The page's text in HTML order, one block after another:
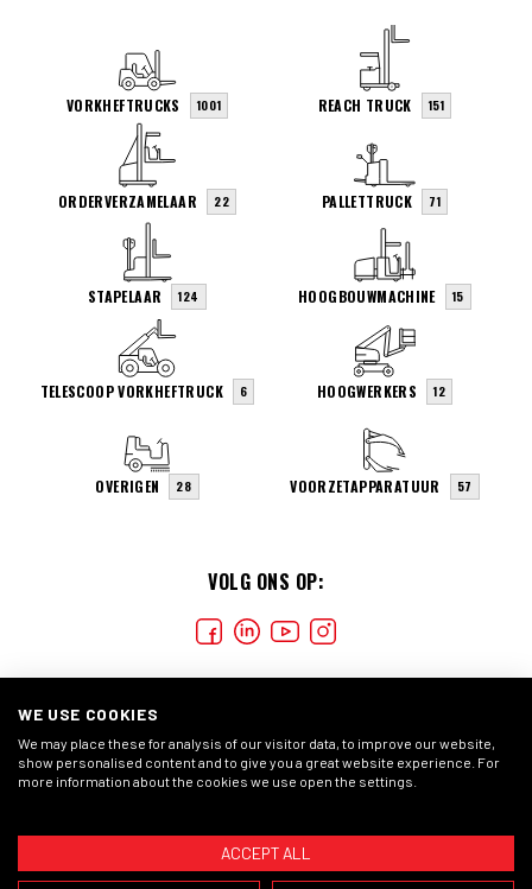
VOLG ONS OP:
VORKHEFTRUCKS 1001 REACH TRUCK 151
ORDERVERZAMELAAR 22 PALLETTRUCK 71
STAPELAAR 124 HOOGBOUWMACHINE 15
TELESCOOP VORKHEFTRUCK 6 HOOGWERKERS 12
OVERIGEN 28 VOORZETAPPARATUUR 57
VOORWAARDEN
WE USE COOKIES
We may place these for analysis of our visitor data, to improve our website,
show personalised content and to give you a great website experience. For
more information about the cookies we use open the settings.
ACCEPT ALL